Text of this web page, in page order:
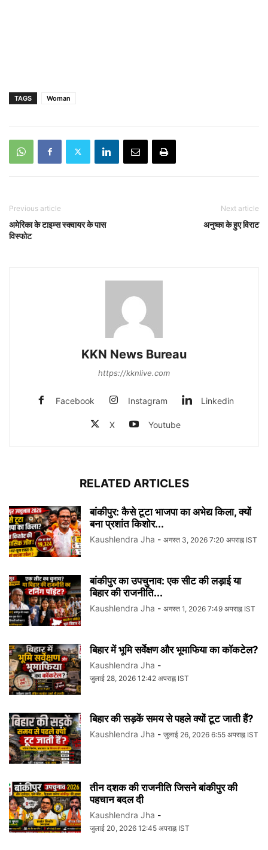
TAGS Woman
Previous article
अमेरिका के टाइम्स स्क्वायर के पास
विस्फोट
Next article
अनुष्का के हुए विराट
KKN News Bureau
https://kknlive.com
Facebook Instagram Linkedin
X Youtube
RELATED ARTICLES
बांकीपुर: कैसे टूटा भाजपा का अभेद्य किला, क्यों
बना प्रशांत किशोर...
Kaushlendra Jha - अगस्त 3, 2026 7:20 अपराह्न IST
बांकीपुर का उपचुनाव: एक सीट की लड़ाई या
बिहार की राजनीति...
Kaushlendra Jha - अगस्त 1, 2026 7:49 अपराह्न IST
बिहार में भूमि सर्वेक्षण और भूमाफिया का कॉकटेल?
Kaushlendra Jha -
जुलाई 28, 2026 12:42 अपराह्न IST
बिहार की सड़कें समय से पहले क्यों टूट जाती हैं?
Kaushlendra Jha - जुलाई 26, 2026 6:55 अपराह्न IST
तीन दशक की राजनीति जिसने बांकीपुर की
पहचान बदल दी
Kaushlendra Jha -
जुलाई 20, 2026 12:45 अपराह्न IST